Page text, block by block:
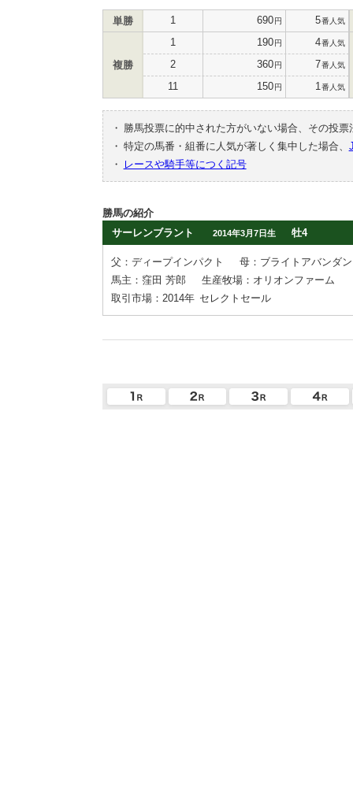
単勝 1 690円 5番人気
複勝
1 190円 4番人気
2 360円 7番人気
11 150円 1 番人気
・
勝馬投票に的中された方がいない場合、その投
・ 特定の馬番・組番に人気が著しく集中した場合、
・
レースや騎手等につく記号
勝馬の紹介
サーレンブラント
2014年3月7日生 牡4
父：ディープインパクト
母：ブライトアバンダ
馬主：窪田 芳郎
生産牧場：オリオンファーム
取引市場：2014年 セレクトセール